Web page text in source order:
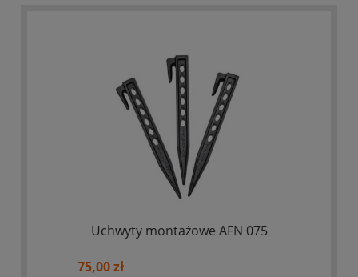
Uchwyty montażowe AFN 075
75,00 zł